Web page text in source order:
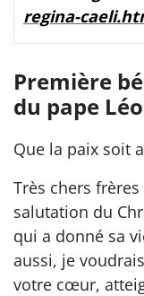
regina-
Première
du pape
Que la paix soit
Très chers
salutation du
qui a donné sa
aussi, je
votre cœur,